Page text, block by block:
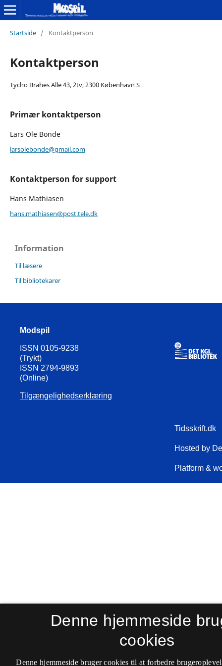
Startside / Kontaktperson
Kontaktperson
Tycho Brahes Alle 43, 2tv, 2300 København S
Primær kontaktperson
Lars Ole Bonde
larsolebonde@gmail.com
Kontaktperson for support
Hans Mathiasen
hans.mathiasen@post.tele.dk
Information
Til læsere
Til bibliotekarer
Modspil
ISSN 0105-9238
(Trykt)
ISSN 2794-9893
(Online)
Tilgængelighedserklæring
Denne hjemmeside
cookies
Denne hjemmeside bruger cookies til at forbedre